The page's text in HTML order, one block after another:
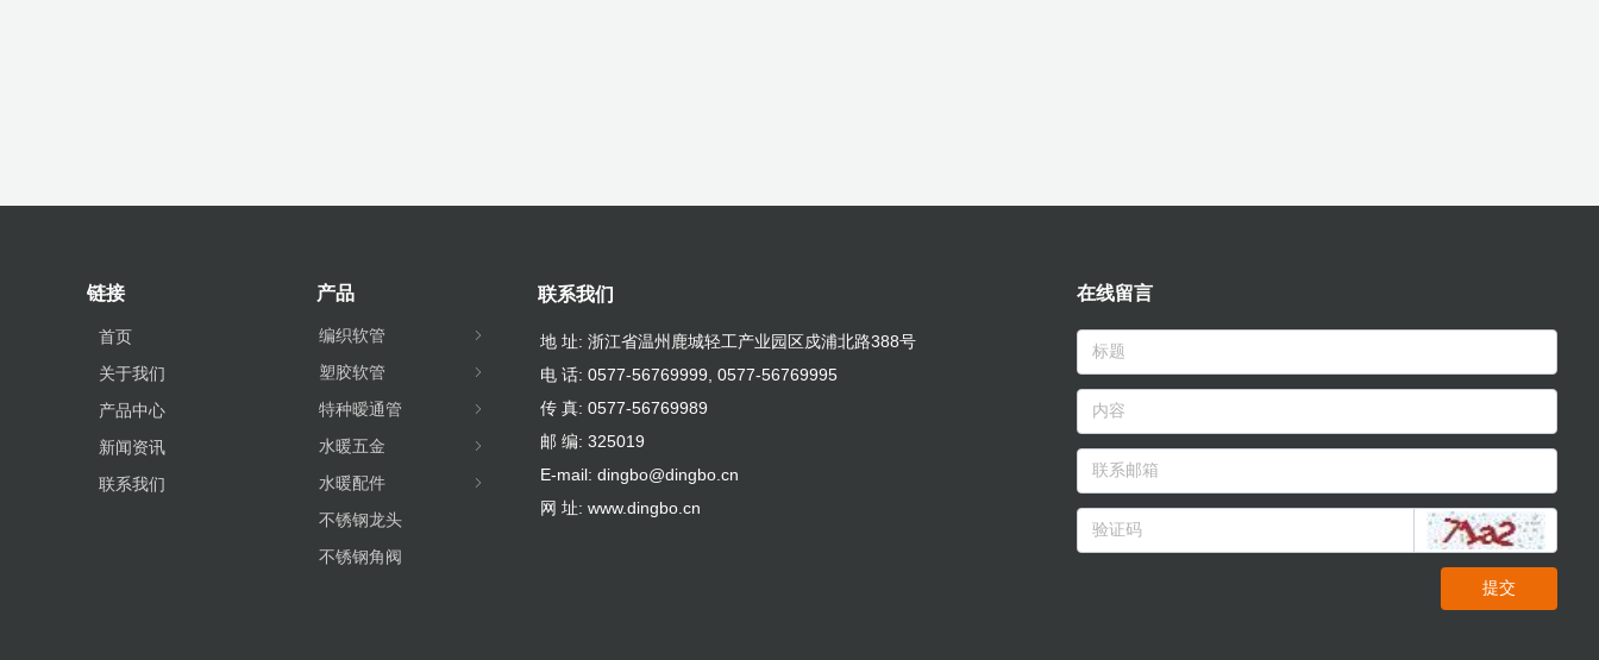
链接
首页
关于我们
产品中心
新闻资讯
联系我们
产品
ꁇ
编织软管
ꁇ
塑胶软管
ꁇ
特种暧通管
ꁇ
水暖五金
ꁇ
水暖配件
不锈钢龙头
不锈钢角阀
在线留言
提交
联系我们
地 址: 浙江省温州鹿城轻工产业园区戍浦北路388号
电 话: 0577-56769999, 0577-56769995
传 真: 0577-56769989
邮 编: 325019
E-mail: dingbo@dingbo.cn
网 址: www.dingbo.cn